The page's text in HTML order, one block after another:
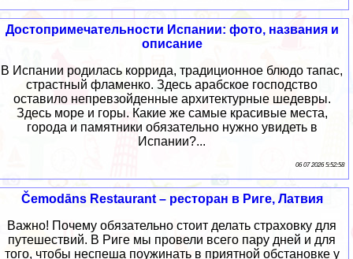
Достопримечательности Испании: фото, названия и
описание
В Испании родилась коррида, традиционное блюдо тапас,
страстный фламенко. Здесь арабское господство
оставило непревзойденные архитектурные шедевры.
Здесь море и горы. Какие же самые красивые места,
города и памятники обязательно нужно увидеть в
Испании?...
06 07 2026 5:52:58
Čemodāns Restaurant – ресторан в Риге, Латвия
Важно! Почему обязательно стоит делать страховку для
путешествий. В Риге мы провели всего пару дней и для
того, чтобы неспеша поужинать в приятной обстановке у